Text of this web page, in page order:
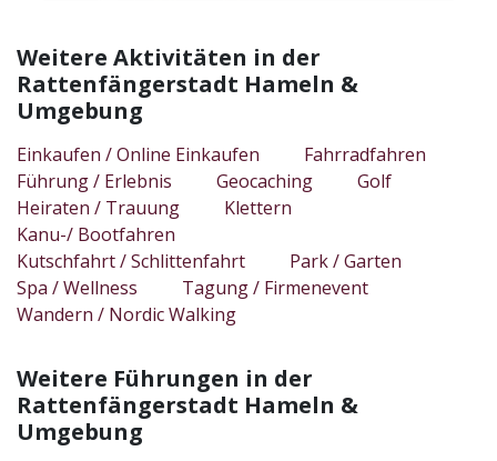
Weitere Aktivitäten in der
Rattenfängerstadt Hameln &
Umgebung
Einkaufen / Online Einkaufen
Fahrradfahren
Führung / Erlebnis
Geocaching
Golf
Heiraten / Trauung
Klettern
Kanu-/ Bootfahren
Kutschfahrt / Schlittenfahrt
Park / Garten
Spa / Wellness
Tagung / Firmenevent
Wandern / Nordic Walking
Weitere Führungen in der
Rattenfängerstadt Hameln &
Umgebung